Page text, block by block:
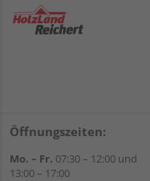
Öffnungszeiten:
Mo. – Fr. 07:30 – 12:00 und
13:00 – 17:00